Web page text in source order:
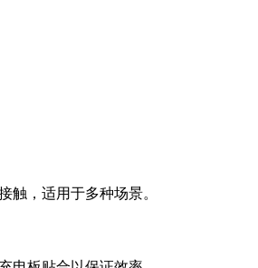
触，适用于多种场景。